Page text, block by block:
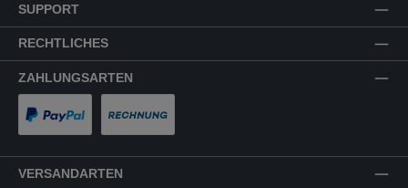
SUPPORT
RECHTLICHES
ZAHLUNGSARTEN
VERSANDARTEN